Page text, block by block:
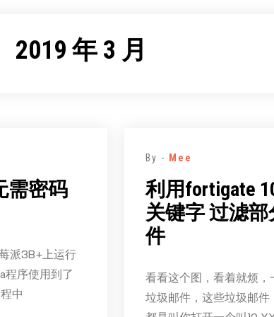
2019 年 3 月
需密码
派3B+上运行
程序使用到了
中
By - Mee
利用fortigate
关键字 过滤
件
看看这个图，看着就烦，
垃圾邮件，这些垃圾邮件